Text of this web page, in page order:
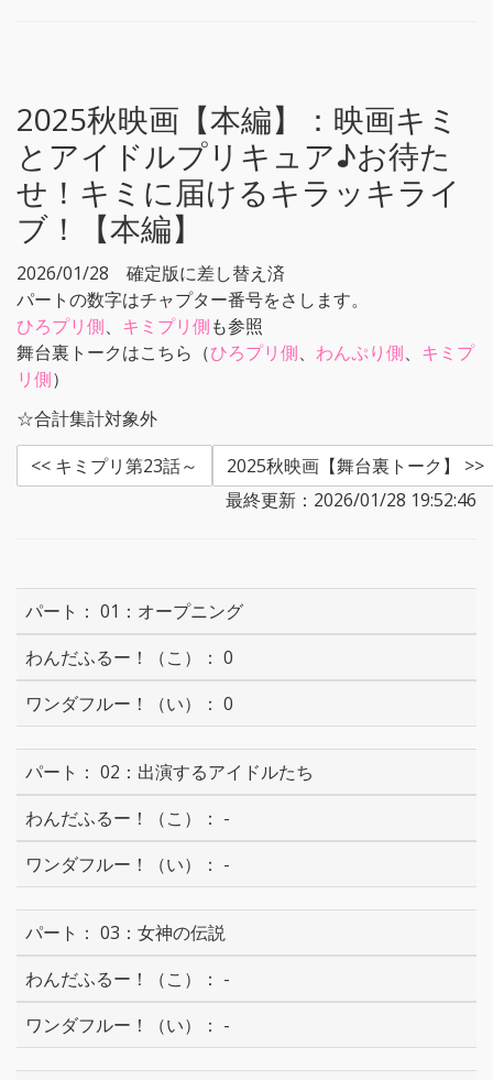
2025秋映画【本編】： 映画キミ
とアイドルプリキュア♪お待た
せ！キミに届けるキラッキライ
ブ！【本編】
2026/01/28 確定版に差し替え済
パートの数字はチャプター番号をさします。
ひろプリ側、 キミプリ側も参照
舞台裏トークはこちら（ひろプリ側、 わんぷり側、 キミプ
リ側）
☆合計集計対象外
<< キミプリ第23話～
2025秋映画【舞台裏トーク】 >>
最終更新：2026/01/28 19:52:46
01：オープニング
0
0
02：出演するアイドルたち
-
-
03：女神の伝説
-
-